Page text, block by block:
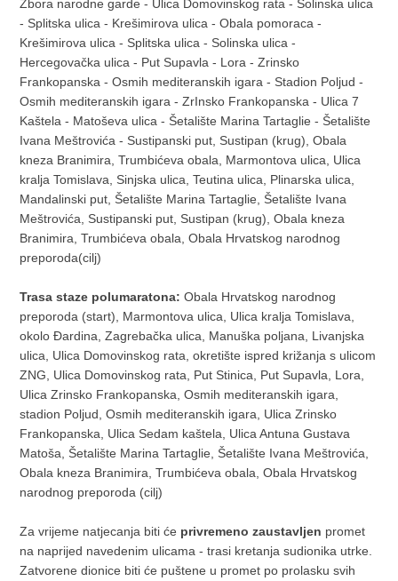
Zbora narodne garde - Ulica Domovinskog rata - Solinska ulica
- Splitska ulica - Krešimirova ulica - Obala pomoraca -
Krešimirova ulica - Splitska ulica - Solinska ulica -
Hercegovačka ulica - Put Supavla - Lora - Zrinsko
Frankopanska - Osmih mediteranskih igara - Stadion Poljud -
Osmih mediteranskih igara - ZrInsko Frankopanska - Ulica 7
Kaštela - Matoševa ulica - Šetalište Marina Tartaglie - Šetalište
Ivana Meštrovića - Sustipanski put, Sustipan (krug), Obala
kneza Branimira, Trumbićeva obala, Marmontova ulica, Ulica
kralja Tomislava, Sinjska ulica, Teutina ulica, Plinarska ulica,
Mandalinski put, Šetalište Marina Tartaglie, Šetalište Ivana
Meštrovića, Sustipanski put, Sustipan (krug), Obala kneza
Branimira, Trumbićeva obala, Obala Hrvatskog narodnog
preporoda(cilj)
Trasa staze polumaratona: Obala Hrvatskog narodnog
preporoda (start), Marmontova ulica, Ulica kralja Tomislava,
okolo Đardina, Zagrebačka ulica, Manuška poljana, Livanjska
ulica, Ulica Domovinskog rata, okretište ispred križanja s ulicom
ZNG, Ulica Domovinskog rata, Put Stinica, Put Supavla, Lora,
Ulica Zrinsko Frankopanska, Osmih mediteranskih igara,
stadion Poljud, Osmih mediteranskih igara, Ulica Zrinsko
Frankopanska, Ulica Sedam kaštela, Ulica Antuna Gustava
Matoša, Šetalište Marina Tartaglie, Šetalište Ivana Meštrovića,
Obala kneza Branimira, Trumbićeva obala, Obala Hrvatskog
narodnog preporoda (cilj)
Za vrijeme natjecanja biti će privremeno zaustavljen promet
na naprijed navedenim ulicama - trasi kretanja sudionika utrke.
Zatvorene dionice biti će puštene u promet po prolasku svih